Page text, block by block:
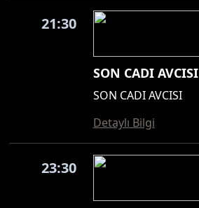
21:30
SON CADI AVCISI
SON CADI AVCISI
Detaylı Bilgi
23:30